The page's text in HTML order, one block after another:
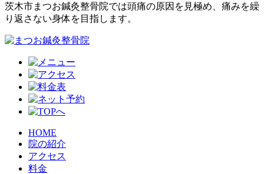
茨木市まつお鍼灸整骨院では頭痛の原因を見極め、痛みを繰
り返さない身体を目指します。
HOME
院の紹介
アクセス
料金